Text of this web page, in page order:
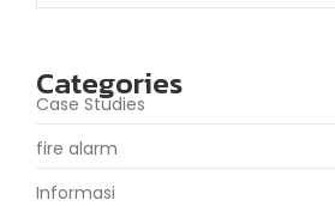
Categories
Case Studies
fire alarm
Informasi